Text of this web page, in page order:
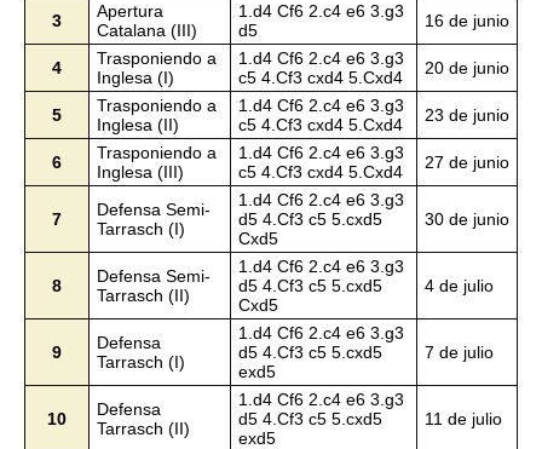
3
Apertura
Catalana (III)
1.d4 Cf6 2.c4 e6 3.g3
d5
16 de junio
4
Trasponiendo a
Inglesa (I)
1.d4 Cf6 2.c4 e6 3.g3
c5 4.Cf3 cxd4 5.Cxd4
20 de junio
5
Trasponiendo a
Inglesa (II)
1.d4 Cf6 2.c4 e6 3.g3
c5 4.Cf3 cxd4 5.Cxd4
23 de junio
6
Trasponiendo a
Inglesa (III)
1.d4 Cf6 2.c4 e6 3.g3
c5 4.Cf3 cxd4 5.Cxd4
27 de junio
7
Defensa Semi-
Tarrasch (I)
1.d4 Cf6 2.c4 e6 3.g3
d5 4.Cf3 c5 5.cxd5
Cxd5
30 de junio
8
Defensa Semi-
Tarrasch (II)
1.d4 Cf6 2.c4 e6 3.g3
d5 4.Cf3 c5 5.cxd5
Cxd5
4 de julio
9
Defensa
Tarrasch (I)
1.d4 Cf6 2.c4 e6 3.g3
d5 4.Cf3 c5 5.cxd5
exd5
7 de julio
10
Defensa
Tarrasch (II)
1.d4 Cf6 2.c4 e6 3.g3
d5 4.Cf3 c5 5.cxd5
exd5
11 de julio